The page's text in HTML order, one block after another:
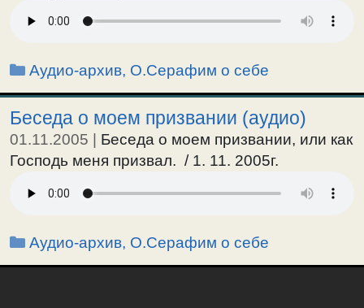
Рубрики
Аудио-архив, О.Серафим о себе
Беседа о моем призвании (аудио)
01.11.2005
Беседа о моем призвании, или как
Господь меня призвал. / 1. 11. 2005г.
Рубрики
Аудио-архив, О.Серафим о себе